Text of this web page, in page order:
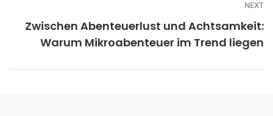
NEXT
Zwischen Abenteuerlust und Achtsamkeit:
Warum Mikroabenteuer im Trend liegen